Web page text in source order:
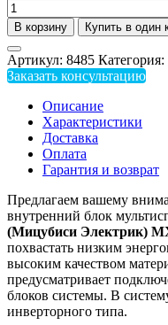
В корзину Купить в один
Артикул: 8485 Категория:
Заказать консультацию
Описание
Характеристики
Доставка
Оплата
Гарантия и возврат
Предлагаем вашему
внутренний блок
(Мицубиси Электрик)
похвастать низким
высоким качеством
предусматривает
блоков системы. В
инверторного типа.